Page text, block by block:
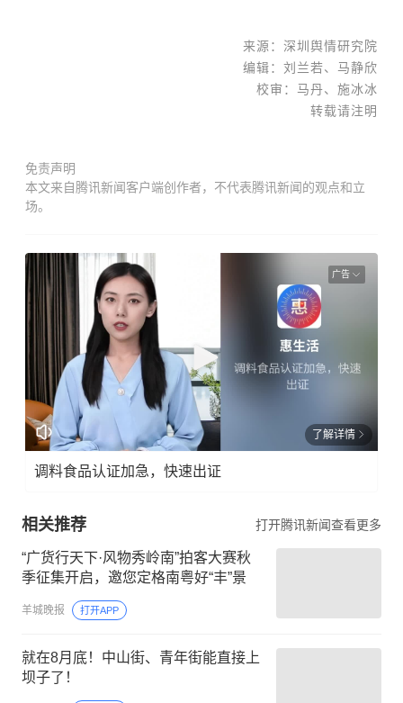
来源：深圳舆情研究院
编辑：刘兰若、马静欣
校审：马丹、施冰冰
转载请注明
免责声明
本文来自腾讯新闻客户端创作者，不代表腾讯新闻的观点和立
场。
广告
了解详情
调料食品认证加急，快速出证
相关推荐 打开腾讯新闻查看更多
“广货行天下·风物秀岭南”拍客大赛秋
季征集开启，邀您定格南粤好“丰”景
羊城晚报 打开APP
就在8月底！中山街、青年街能直接上
坝子了！